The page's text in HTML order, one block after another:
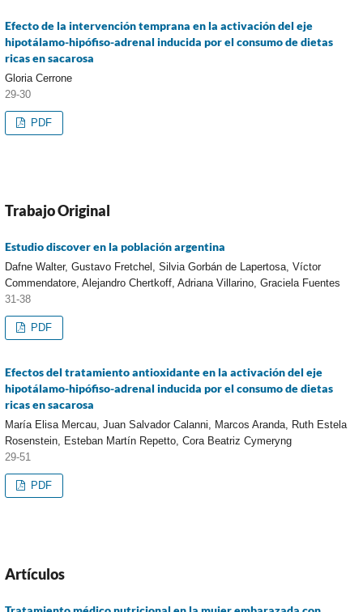
Efecto de la intervención temprana en la activación del eje
hipotálamo-hipófiso-adrenal inducida por el consumo de dietas
ricas en sacarosa
Gloria Cerrone
29-30
PDF
Trabajo Original
Estudio discover en la población argentina
Dafne Walter, Gustavo Fretchel, Silvia Gorbán de Lapertosa, Víctor
Commendatore, Alejandro Chertkoff, Adriana Villarino, Graciela Fuentes
31-38
PDF
Efectos del tratamiento antioxidante en la activación del eje
hipotálamo-hipófiso-adrenal inducida por el consumo de dietas
ricas en sacarosa
María Elisa Mercau, Juan Salvador Calanni, Marcos Aranda, Ruth Estela
Rosenstein, Esteban Martín Repetto, Cora Beatriz Cymeryng
29-51
PDF
Artículos